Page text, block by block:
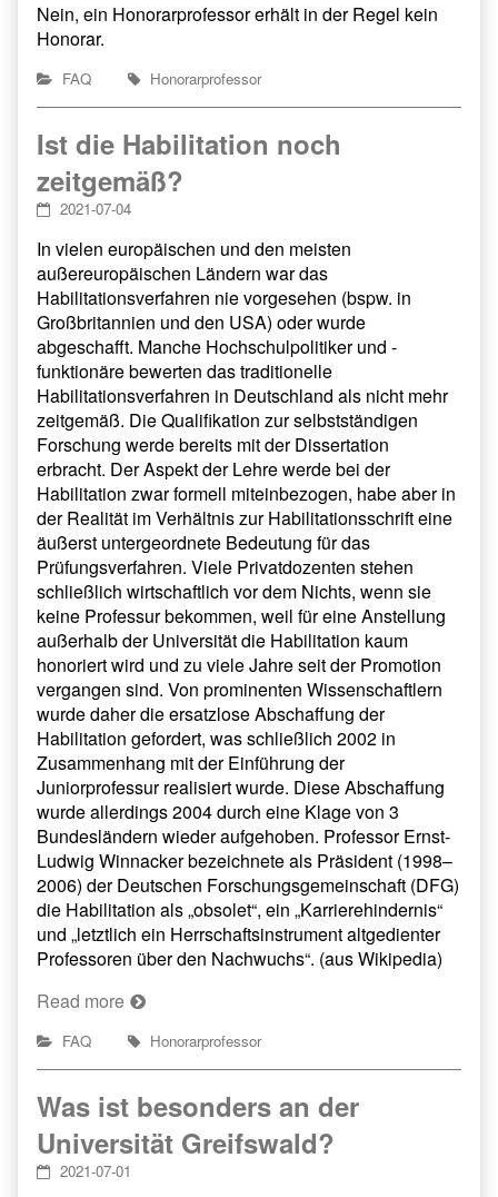
Nein, ein Honorarprofessor erhält in der Regel kein
Honorar.
FAQ Honorarprofessor
Ist die Habilitation noch
zeitgemäß?
2021-07-04
In vielen europäischen und den meisten
außereuropäischen Ländern war das
Habilitationsverfahren nie vorgesehen (bspw. in
Großbritannien und den USA) oder wurde
abgeschafft. Manche Hochschulpolitiker und -
funktionäre bewerten das traditionelle
Habilitationsverfahren in Deutschland als nicht mehr
zeitgemäß. Die Qualifikation zur selbstständigen
Forschung werde bereits mit der Dissertation
erbracht. Der Aspekt der Lehre werde bei der
Habilitation zwar formell miteinbezogen, habe aber in
der Realität im Verhältnis zur Habilitationsschrift eine
äußerst untergeordnete Bedeutung für das
Prüfungsverfahren. Viele Privatdozenten stehen
schließlich wirtschaftlich vor dem Nichts, wenn sie
keine Professur bekommen, weil für eine Anstellung
außerhalb der Universität die Habilitation kaum
honoriert wird und zu viele Jahre seit der Promotion
vergangen sind. Von prominenten Wissenschaftlern
wurde daher die ersatzlose Abschaffung der
Habilitation gefordert, was schließlich 2002 in
Zusammenhang mit der Einführung der
Juniorprofessur realisiert wurde. Diese Abschaffung
wurde allerdings 2004 durch eine Klage von 3
Bundesländern wieder aufgehoben. Professor Ernst-
Ludwig Winnacker bezeichnete als Präsident (1998–
2006) der Deutschen Forschungsgemeinschaft (DFG)
die Habilitation als „obsolet“, ein „Karrierehindernis“
und „letztlich ein Herrschaftsinstrument altgedienter
Professoren über den Nachwuchs“. (aus Wikipedia)
Read more
FAQ Honorarprofessor
Was ist besonders an der
Universität Greifswald?
2021-07-01